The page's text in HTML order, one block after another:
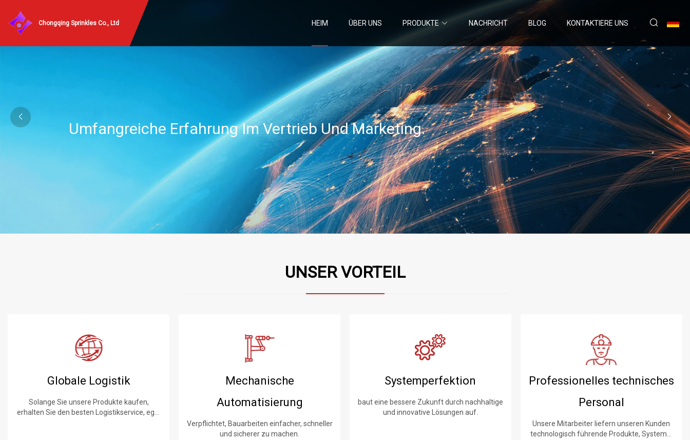
Chongqing Sprinkles Co., Ltd HEIM ÜBER UNS PRODUKTE NACHRICHT BLOG KONTAKTIERE UNS
UNSER VORTEIL
Globale Logistik
Solange Sie unsere Produkte kaufen,
erhalten Sie den besten Logistikservice, egal
Mechanische
Automatisierung
Verpflichtet, Bauarbeiten einfacher, schneller
und sicherer zu machen.
Systemperfektion
baut eine bessere Zukunft durch nachhaltige
und innovative Lösungen auf.
Professionelles technisches
Personal
Unsere Mitarbeiter liefern unseren Kunden
technologisch führende Produkte, Systeme,